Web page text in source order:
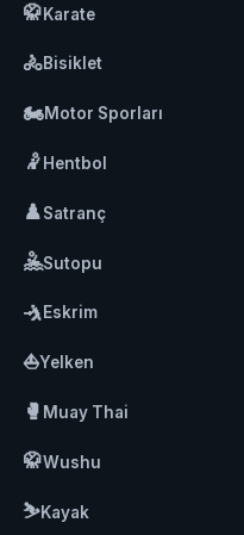
🥋Karate
🚴Bisiklet
🏍️Motor Sporları
🤾 Hentbol
♟️Satranç
🤽Sutopu
🤺Eskrim
⛵Yelken
🥊 Muay Thai
🥋Wushu
⛷️Kayak